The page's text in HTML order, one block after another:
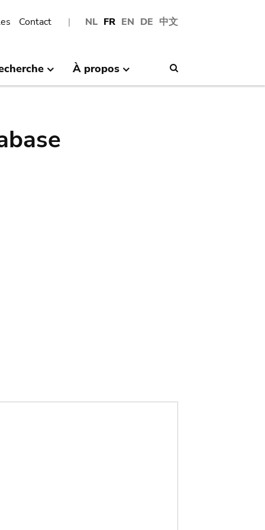
NL FR EN DE 中文
Contact
À propos